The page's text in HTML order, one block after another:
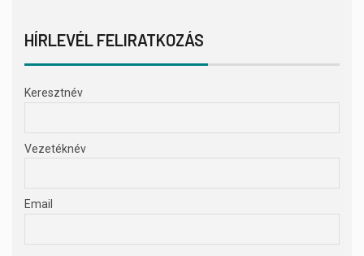
HÍRLEVÉL FELIRATKOZÁS
Keresztnév
Vezetéknév
Email